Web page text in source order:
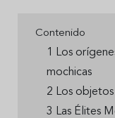
Contenido
1 Los
mochicas
2 Los
3 Las Élites